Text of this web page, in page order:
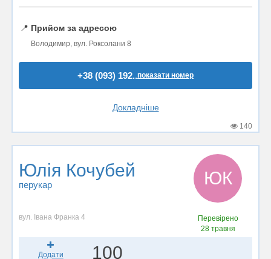
📍 Прийом за адресою
Володимир, вул. Роксолани 8
+38 (093) 192..показати номер
Докладніше
140
Юлія Кочубей
перукар ЮК
вул. Івана Франка 4
Перевірено
28 травня
Додати
100